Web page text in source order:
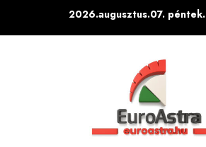
2026.augusztus.07. péntek.